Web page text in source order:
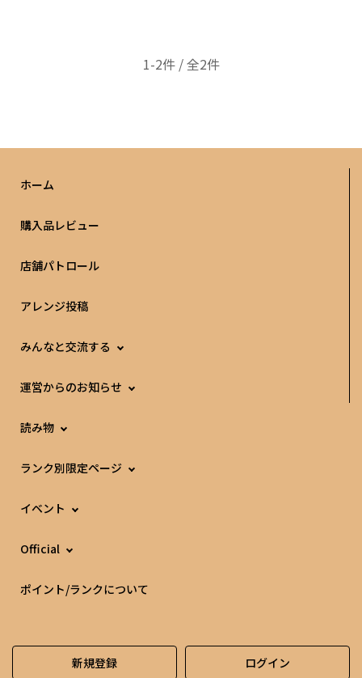
1-2件 / 全2件
ホーム
購入品レビュー
店舗パトロール
アレンジ投稿
みんなと交流する
運営からのお知らせ
読み物
ランク別限定ページ
イベント
Official
ポイント/ランクについて
新規登録 ログイン